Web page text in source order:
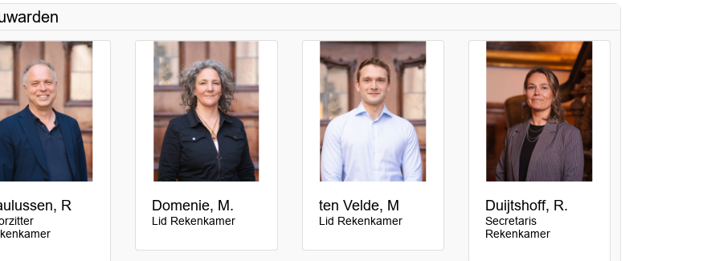
R Domenie, M.
Lid Rekenkamer
ten Velde, M
Lid Rekenkamer
Duijtshoff, R.
Secretaris
Rekenkamer